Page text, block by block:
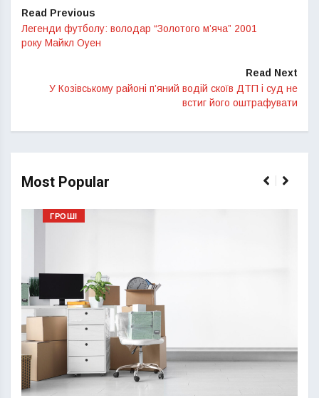
Read Previous
Легенди футболу: володар “Золотого м’яча” 2001
року Майкл Оуен
Read Next
У Козівському районі п’яний водій скоїв ДТП і суд не
встиг його оштрафувати
Most Popular
ГРОШІ